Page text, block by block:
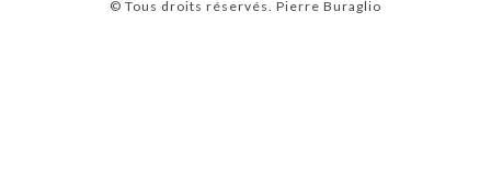
© Tous droits réservés. Pierre Buraglio